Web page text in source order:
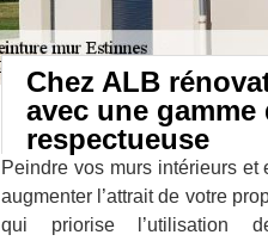
Chez ALB
avec une
respectueuse
Peindre vos murs intérieurs
augmenter l’attrait de votre
qui priorise l’utilisation